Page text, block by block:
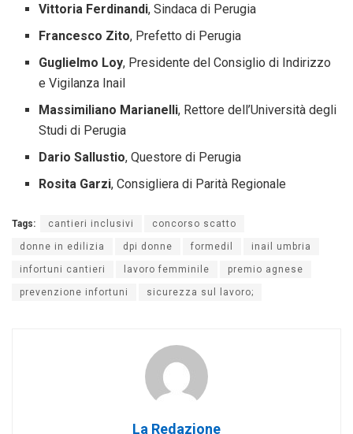
Vittoria Ferdinandi, Sindaca di Perugia
Francesco Zito, Prefetto di Perugia
Guglielmo Loy, Presidente del Consiglio di Indirizzo
e Vigilanza Inail
Massimiliano Marianelli, Rettore dell’Università degli
Studi di Perugia
Dario Sallustio, Questore di Perugia
Rosita Garzi, Consigliera di Parità Regionale
Tags: cantieri inclusivi concorso scatto
donne in edilizia dpi donne formedil inail umbria
infortuni cantieri lavoro femminile premio agnese
prevenzione infortuni sicurezza sul lavoro;
La Redazione